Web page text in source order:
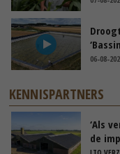
06-08-
KENNISPARTNERS
‘Als
de